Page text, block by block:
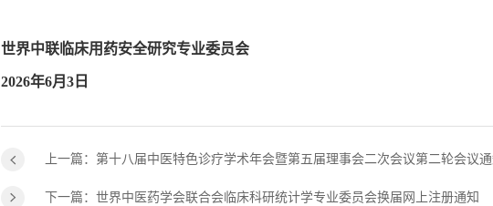
世界中联临床用药安全研究专业委员会
2026年6月3日
上一篇：第十八届中医特色诊疗学术年会暨第五届理事会二次会议第二轮会议
下一篇：世界中医药学会联合会临床科研统计学专业委员会换届网上注册通知